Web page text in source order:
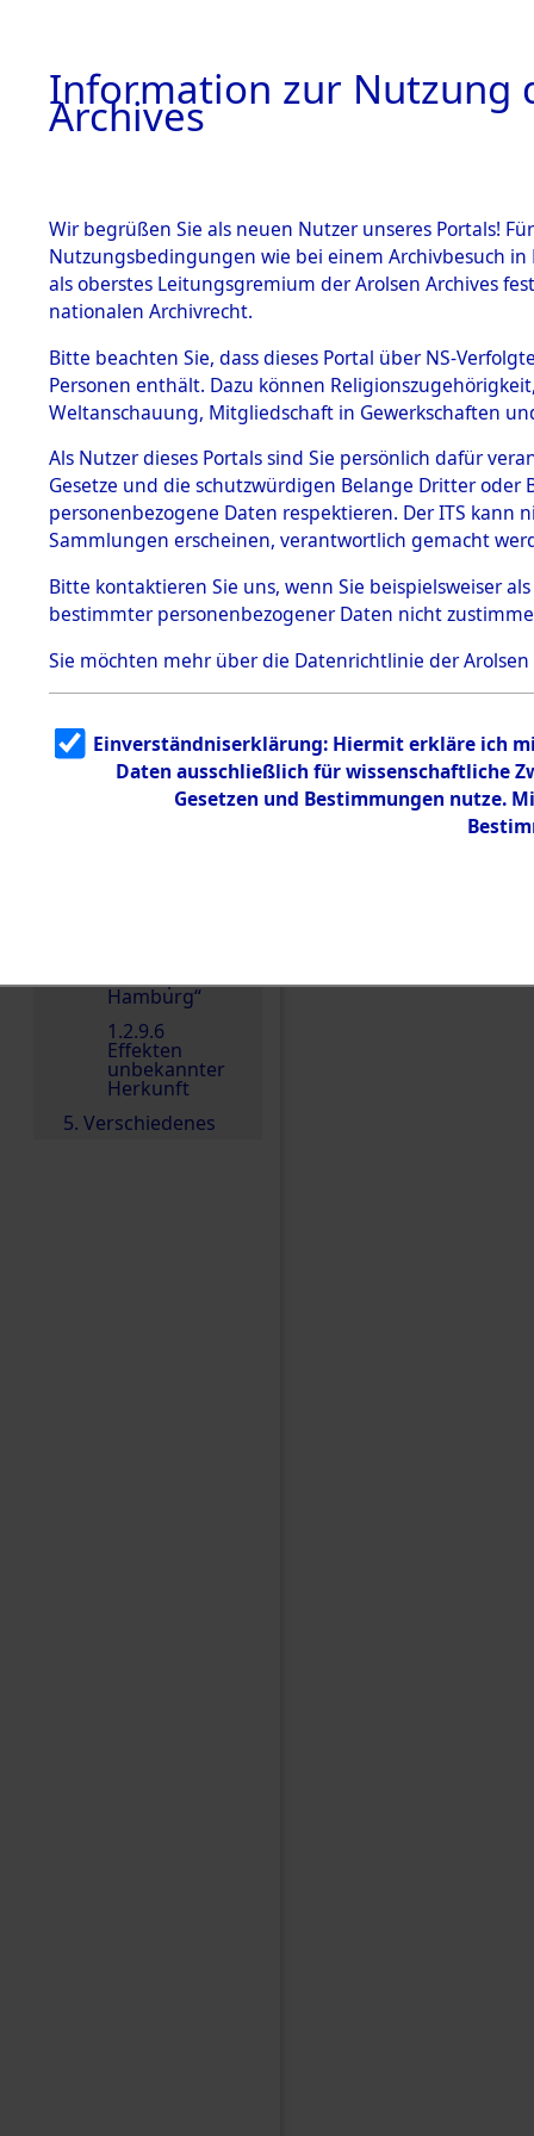
BESTÄNDE
1.
Inhaftierungsdoku
mente
1.2.9 Beim ITS
Effekten
1.2.9.1
Effekten aus
dem KZ
Dachau
1.2.9.2
Effekten aus
dem KZ
Bayerisches
1.2.9.3
Effekten aus
dem KZ
Neuengamm
Hamburg“
1.2.9.6
Effekten
unbekannter
Herkunft
5. Verschiedenes
0009
Information zur Nutzung
Archives
Wir begrüßen Sie als neuen Nutzer unseres Portals!
Nutzungsbedingungen wie bei einem Archivbesuch
als oberstes Leitungsgremium der Arolsen Archives
nationalen Archivrecht.
Bitte beachten Sie, dass dieses Portal über NS-
Personen enthält. Dazu können
Weltanschauung, Mitgliedschaft in Gewerkschaften
Als Nutzer dieses Portals sind Sie persönlich dafür
Gesetze und die schutzwürdigen Belange Dritter
personenbezogene Daten respektieren. Der ITS
Sammlungen erscheinen, verantwortlich gemacht
Bitte kontaktieren Sie uns, wenn Sie beispielsweiser
bestimmter personenbezogener Daten nicht
Sie möchten mehr über die Datenrichtlinie der Arolsen
Einverständniserklärung: Hiermit erkläre ich
Daten ausschließlich für wissenschaftliche
Gesetzen und Bestimmungen nutze.